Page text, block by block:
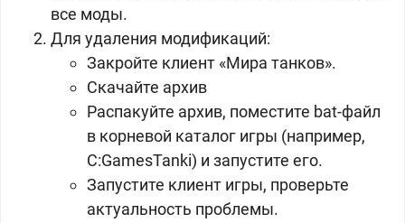
все моды.
Для удаления модификаций:
Закройте клиент «Мира танков».
Скачайте архив
Распакуйте архив, поместите bat-файл
в корневой каталог игры (например,
C:GamesTanki) и запустите его.
Запустите клиент игры, проверьте
актуальность проблемы.